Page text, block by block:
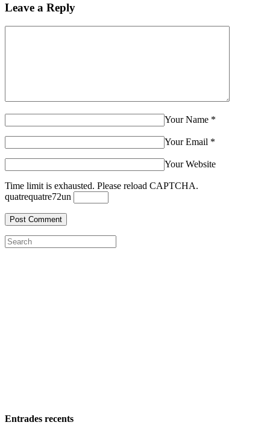
Leave a Reply
Your Name *
Your Email *
Your Website
Time limit is exhausted. Please reload CAPTCHA.
quatrequatre72un
Entrades recents